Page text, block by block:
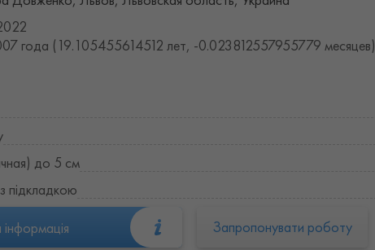
года (19.105455614512 лет, -0.023812557955779 месяцев)
до 5 см
підкладкою
Запропонувати роботу